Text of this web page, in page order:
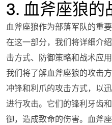
3. 血斧座狼的
血斧座狼作为部落军队的重
在这一部分，我们将详细介
击方式、防御策略和战术应用
我们将了解血斧座狼的攻击
冲锋和利爪的攻击方式，以
进行攻击。它们的锋利牙齿
御，造成致命的伤害。血斧